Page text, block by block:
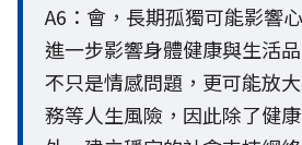
A6：會，長期孤獨可能影響
進一步影響身體健康與生活
不只是情感問題，更可能放
務等人生風險，因此除了健